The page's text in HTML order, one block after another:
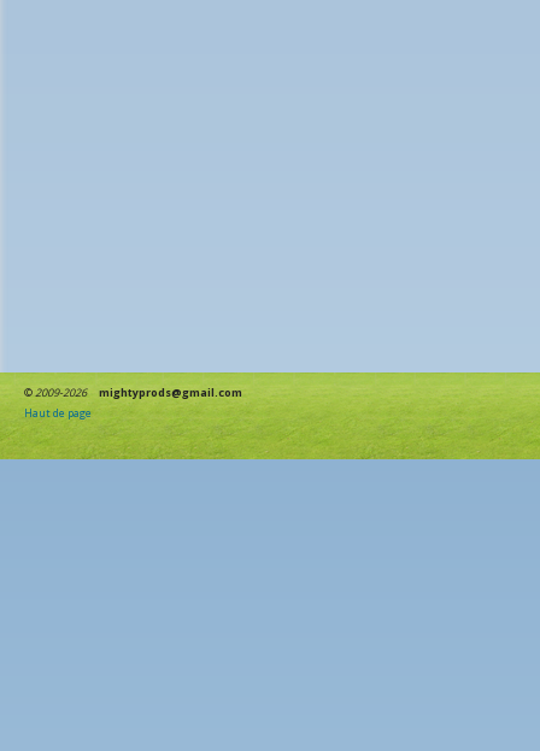
©2009-2026
mightyprods@gmail.com
Haut de page